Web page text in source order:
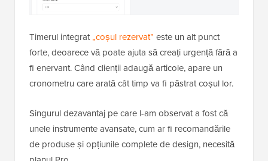
Timerul integrat„coșul rezervat” este un alt punct
forte, deoarece vă poate ajuta să creați urgență fără a
fi enervant. Când clienții adaugă articole, apare un
cronometru care arată cât timp va fi păstrat coșul lor.
Singurul dezavantaj pe care l-am observat a fost că
unele instrumente avansate, cum ar fi recomandările
de produse și opțiunile complete de design, necesită